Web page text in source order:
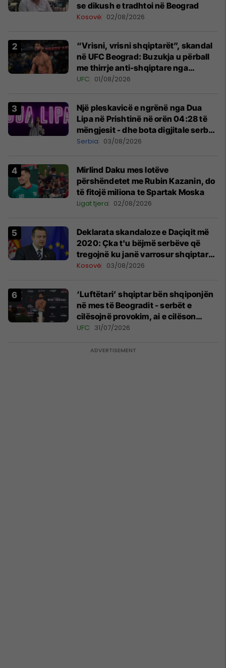
se dikush e tradhtoi në Beograd
Kosovë 02/08/2026
“Vrisni, vrisni shqiptarët”, skandal
në UFC Beograd: Buzukja u përball
me thirrje anti-shqiptare nga
tribunat
UFC 01/08/2026
Një pleskavicë e ngrënë nga Dua
Lipa në Prishtinë në orën 04:28 të
mëngjesit - dhe bota digjitale serbe
shpall gjendjen e luftës
Serbia 03/08/2026
Mirlind Daku mes lotëve
përshëndetet me Rubin Kazanin, do
të fitojë miliona te Spartak Moska
Ligat tjera 02/08/2026
​Deklarata skandaloze e Daçiqit më
2020: Çka t'u bëjmë serbëve që
tregojnë ku janë varrosur shqiptarët
në Serbi
Kosovë 03/08/2026
‘Luftëtari’ shqiptar bën shqiponjën
në mes të Beogradit - serbët e
cilësojnë provokim, ai e cilëson
simbol të identitetit
UFC 31/07/2026